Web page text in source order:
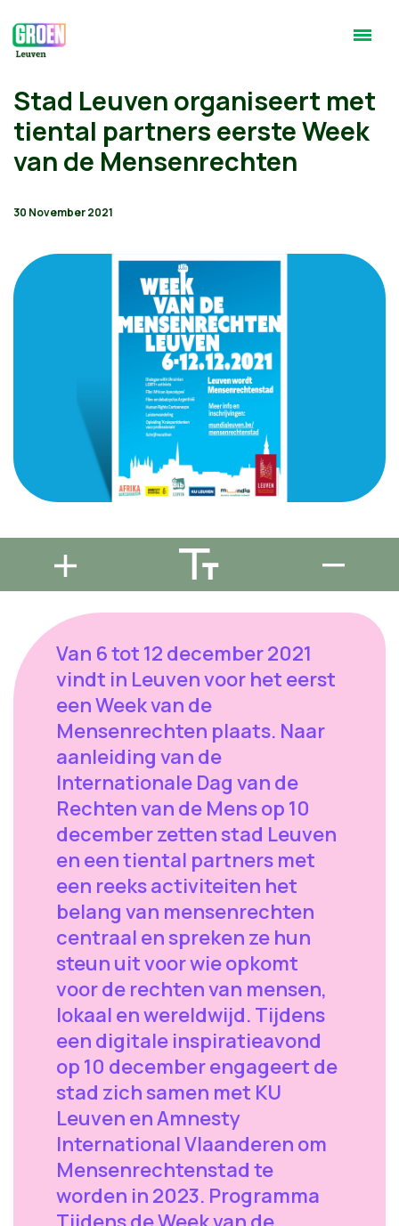
Stad Leuven organiseert met
tiental partners eerste Week
van de Mensenrechten
30 November 2021
Van 6 tot 12 december 2021
vindt in Leuven voor het eerst
een Week van de
Mensenrechten plaats. Naar
aanleiding van de
Internationale Dag van de
Rechten van de Mens op 10
december zetten stad Leuven
en een tiental partners met
een reeks activiteiten het
belang van mensenrechten
centraal en spreken ze hun
steun uit voor wie opkomt
voor de rechten van mensen,
lokaal en wereldwijd. Tijdens
een digitale inspiratieavond
op 10 december engageert de
stad zich samen met KU
Leuven en Amnesty
International Vlaanderen om
Mensenrechtenstad te
worden in 2023. Programma